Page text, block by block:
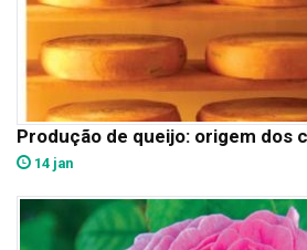
Produção de queijo: origem dos
14 jan